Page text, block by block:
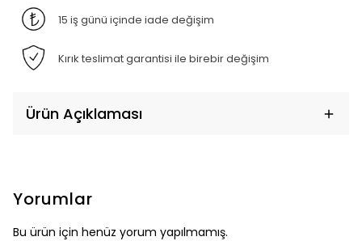
15 iş günü içinde iade değişim
Kırık teslimat garantisi ile birebir değişim
Ürün Açıklaması
Yorumlar
Bu ürün için henüz yorum yapılmamış.